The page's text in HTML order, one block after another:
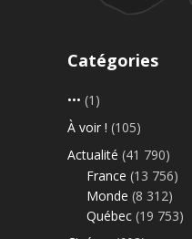
Catégories
••• (1)
À voir ! (105)
Actualité (41 790)
France (13 756)
Monde (8 312)
Québec (19 753)